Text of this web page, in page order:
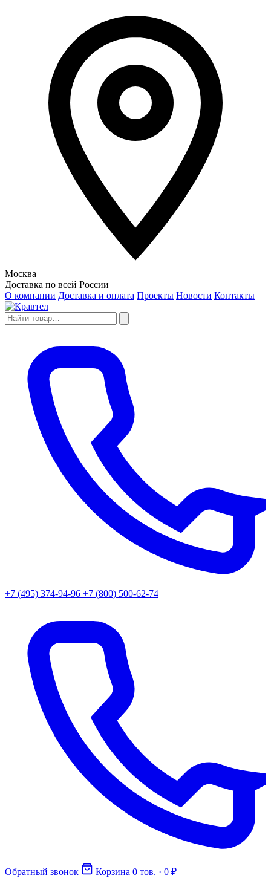
Москва
Доставка по всей России
О компании Доставка и оплата Проекты Новости Контакты
+7 (495) 374-94-96 +7 (800) 500-62-74
Обратный звонок Корзина 0 тов. · 0 ₽